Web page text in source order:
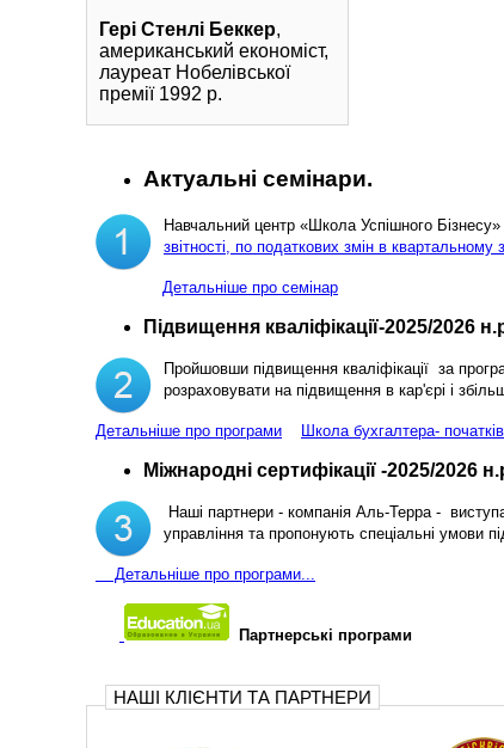
Гері Стенлі Беккер,
американський економіст,
лауреат Нобелівської
премії 1992 р.
Актуальні семінари.
Навчальний центр «Школа Успішного
звітності, по податкових змін в квартальному
Детальніше про семінар
Підвищення кваліфікації-2025/2026
Пройшовши підвищення кваліфікації за
розраховувати на підвищення в кар'єрі і
Детальніше про програми Школа бухгалтера-
Міжнародні сертифікації -2025/2026
Наші партнери - компанія Аль-Терра -
управління та пропонують спеціальні умови
Детальніше про програми...
Партнерські програми
НАШІ КЛІЄНТИ ТА ПАРТНЕРИ